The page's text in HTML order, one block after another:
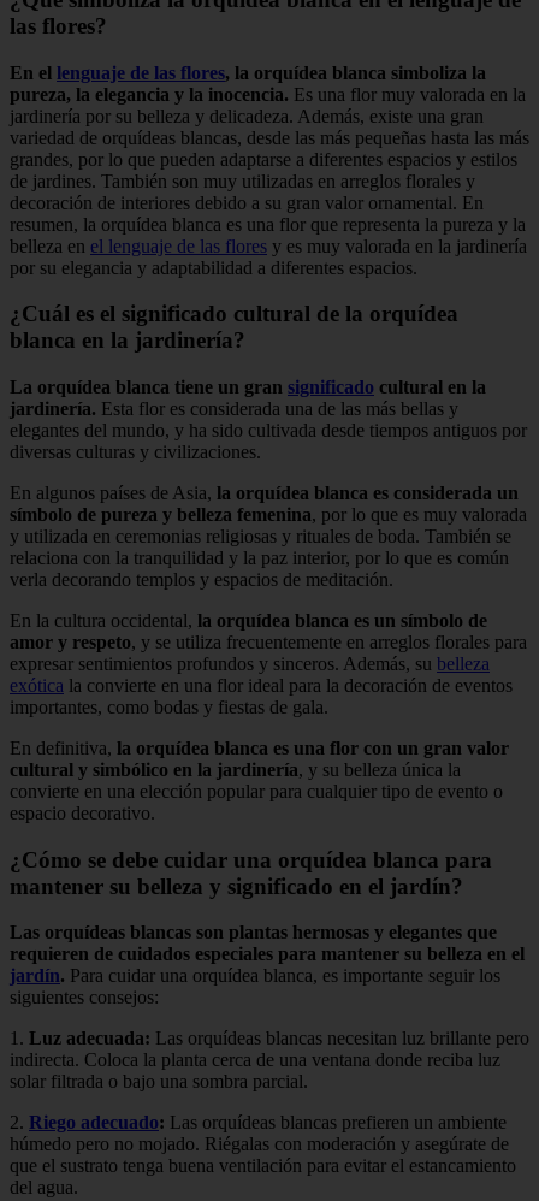
las flores?
En el lenguaje de las flores, la orquídea blanca simboliza la
pureza, la elegancia y la inocencia. Es una flor muy valorada en la
jardinería por su belleza y delicadeza. Además, existe una gran
variedad de orquídeas blancas, desde las más pequeñas hasta las más
grandes, por lo que pueden adaptarse a diferentes espacios y estilos
de jardines. También son muy utilizadas en arreglos florales y
decoración de interiores debido a su gran valor ornamental. En
resumen, la orquídea blanca es una flor que representa la pureza y la
belleza en el lenguaje de las flores y es muy valorada en la jardinería
por su elegancia y adaptabilidad a diferentes espacios.
¿Cuál es el significado cultural de la orquídea
blanca en la jardinería?
La orquídea blanca tiene un gran significado cultural en la
jardinería. Esta flor es considerada una de las más bellas y
elegantes del mundo, y ha sido cultivada desde tiempos antiguos por
diversas culturas y civilizaciones.
En algunos países de Asia, la orquídea blanca es considerada un
símbolo de pureza y belleza femenina, por lo que es muy valorada
y utilizada en ceremonias religiosas y rituales de boda. También se
relaciona con la tranquilidad y la paz interior, por lo que es común
verla decorando templos y espacios de meditación.
En la cultura occidental, la orquídea blanca es un símbolo de
amor y respeto, y se utiliza frecuentemente en arreglos florales para
expresar sentimientos profundos y sinceros. Además, su belleza
exótica la convierte en una flor ideal para la decoración de eventos
importantes, como bodas y fiestas de gala.
En definitiva, la orquídea blanca es una flor con un gran valor
cultural y simbólico en la jardinería, y su belleza única la
convierte en una elección popular para cualquier tipo de evento o
espacio decorativo.
¿Cómo se debe cuidar una orquídea blanca para
mantener su belleza y significado en el jardín?
Las orquídeas blancas son plantas hermosas y elegantes que
requieren de cuidados especiales para mantener su belleza en el
jardín. Para cuidar una orquídea blanca, es importante seguir los
siguientes consejos:
1. Luz adecuada: Las orquídeas blancas necesitan luz brillante pero
indirecta. Coloca la planta cerca de una ventana donde reciba luz
solar filtrada o bajo una sombra parcial.
2. Riego adecuado: Las orquídeas blancas prefieren un ambiente
húmedo pero no mojado. Riégalas con moderación y asegúrate de
que el sustrato tenga buena ventilación para evitar el estancamiento
del agua.